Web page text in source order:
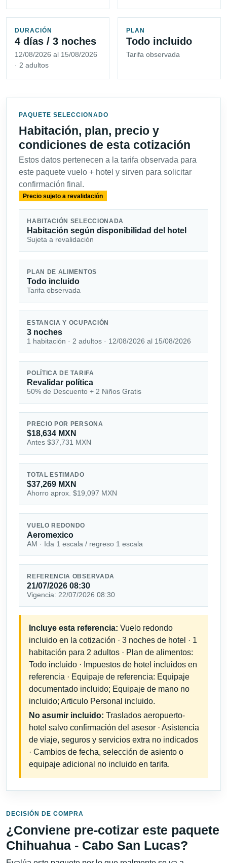
DURACIÓN
4 días / 3 noches
12/08/2026 al 15/08/2026
· 2 adultos
PLAN
Todo incluido
Tarifa observada
PAQUETE SELECCIONADO
Habitación, plan, precio y
condiciones de esta cotización
Estos datos pertenecen a la tarifa observada para
este paquete vuelo + hotel y sirven para solicitar
confirmación final.
Precio sujeto a revalidación
HABITACIÓN SELECCIONADA
Habitación según disponibilidad del hotel
Sujeta a revalidación
PLAN DE ALIMENTOS
Todo incluido
Tarifa observada
ESTANCIA Y OCUPACIÓN
3 noches
1 habitación · 2 adultos · 12/08/2026 al 15/08/2026
POLÍTICA DE TARIFA
Revalidar política
50% de Descuento + 2 Niños Gratis
PRECIO POR PERSONA
$18,634 MXN
Antes $37,731 MXN
TOTAL ESTIMADO
$37,269 MXN
Ahorro aprox. $19,097 MXN
VUELO REDONDO
Aeromexico
AM · Ida 1 escala / regreso 1 escala
REFERENCIA OBSERVADA
21/07/2026 08:30
Vigencia: 22/07/2026 08:30
Incluye esta referencia: Vuelo redondo
incluido en la cotización · 3 noches de hotel · 1
habitación para 2 adultos · Plan de alimentos:
Todo incluido · Impuestos de hotel incluidos en
referencia · Equipaje de referencia: Equipaje
documentado incluido; Equipaje de mano no
incluido; Articulo Personal incluido.
No asumir incluido: Traslados aeropuerto-
hotel salvo confirmación del asesor · Asistencia
de viaje, seguros y servicios extra no indicados
· Cambios de fecha, selección de asiento o
equipaje adicional no incluido en tarifa.
DECISIÓN DE COMPRA
¿Conviene pre-cotizar este paquete
Chihuahua - Cabo San Lucas?